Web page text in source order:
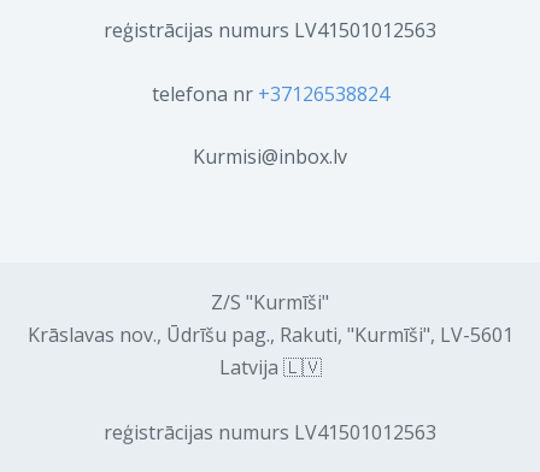
reģistrācijas numurs LV41501012563
telefona nr +37126538824
Kurmisi@inbox.lv
Z/S "Kurmīši"
Krāslavas nov., Ūdrīšu pag., Rakuti, "Kurmīši", LV-5601
Latvija 🇱🇻
reģistrācijas numurs LV41501012563